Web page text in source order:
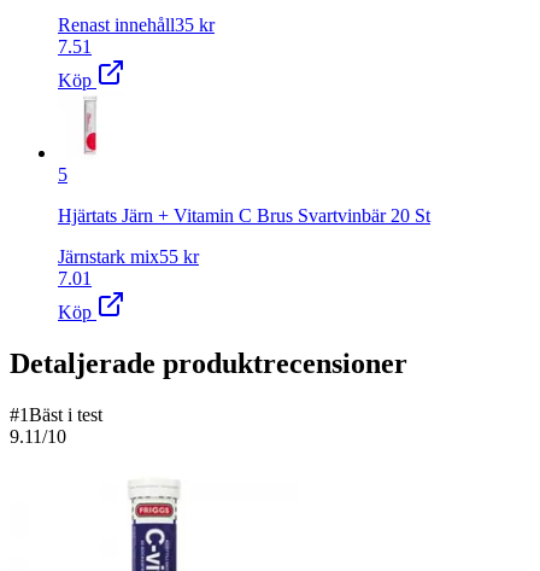
Renast innehåll35 kr
7.51
Köp
5
Hjärtats Järn + Vitamin C Brus Svartvinbär 20 St
Järnstark mix55 kr
7.01
Köp
Detaljerade produktrecensioner
#1Bäst i test
9.11/10